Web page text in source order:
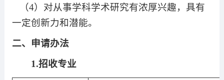
（4）对从事学科学术研究有浓厚兴趣，具有
一定创新力和潜能。
二、申请办法
1.招收专业